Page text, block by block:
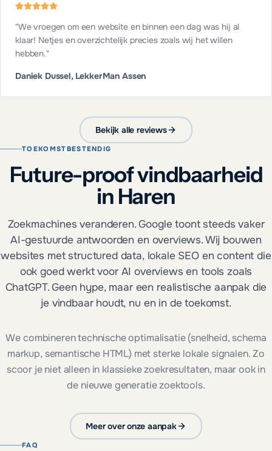
"We vroegen om een website en binnen een dag was hij al
klaar! Netjes en overzichtelijk precies zoals wij het willen
hebben."
Daniek Dussel, LekkerMan Assen
Bekijk alle reviews
TOEKOMSTBESTENDIG
Future-proof vindbaarheid
in Haren
Zoekmachines veranderen. Google toont steeds vaker
AI-gestuurde antwoorden en overviews. Wij bouwen
websites met structured data, lokale SEO en content die
ook goed werkt voor AI overviews en tools zoals
ChatGPT. Geen hype, maar een realistische aanpak die
je vindbaar houdt, nu en in de toekomst.
We combineren technische optimalisatie (snelheid, schema
markup, semantische HTML) met sterke lokale signalen. Zo
scoor je niet alleen in klassieke zoekresultaten, maar ook in
de nieuwe generatie zoektools.
Meer over onze aanpak
FAQ